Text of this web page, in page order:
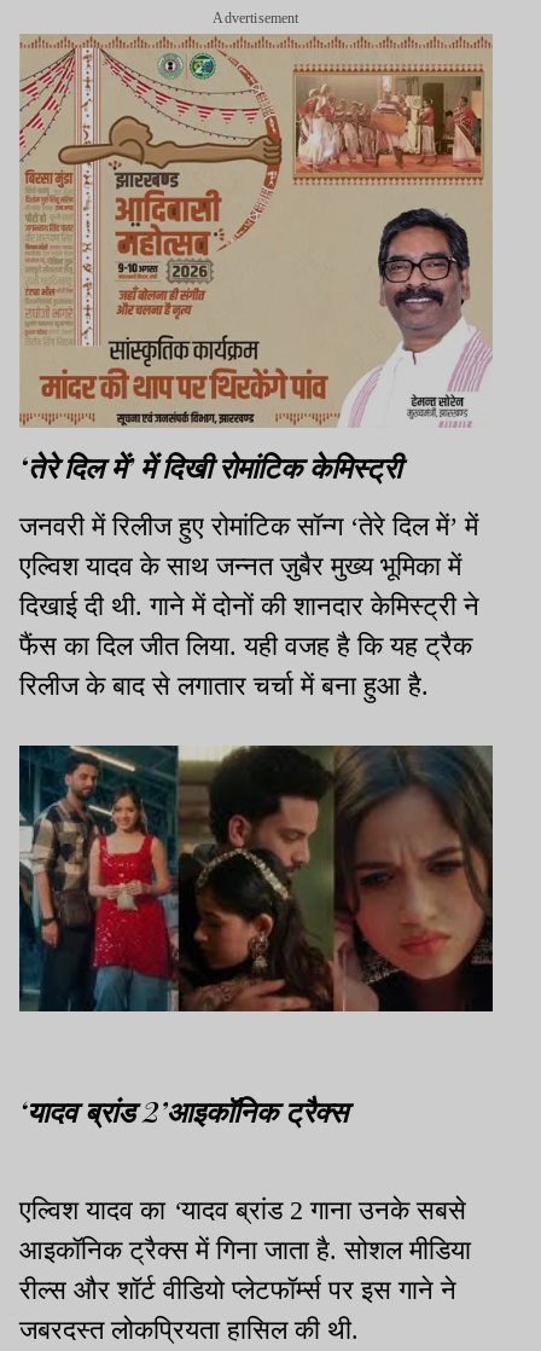
Advertisement
‘तेरे दिल में’ में दिखी रोमांटिक केमिस्ट्री
जनवरी में रिलीज हुए रोमांटिक सॉन्ग ‘तेरे दिल में’ में
एल्विश यादव के साथ जन्नत ज़ुबैर मुख्य भूमिका में
दिखाई दी थी. गाने में दोनों की शानदार केमिस्ट्री ने
फैंस का दिल जीत लिया. यही वजह है कि यह ट्रैक
रिलीज के बाद से लगातार चर्चा में बना हुआ है.
‘यादव ब्रांड 2’आइकॉनिक ट्रैक्स
एल्विश यादव का ‘यादव ब्रांड 2 गाना उनके सबसे
आइकॉनिक ट्रैक्स में गिना जाता है. सोशल मीडिया
रील्स और शॉर्ट वीडियो प्लेटफॉर्म्स पर इस गाने ने
जबरदस्त लोकप्रियता हासिल की थी.